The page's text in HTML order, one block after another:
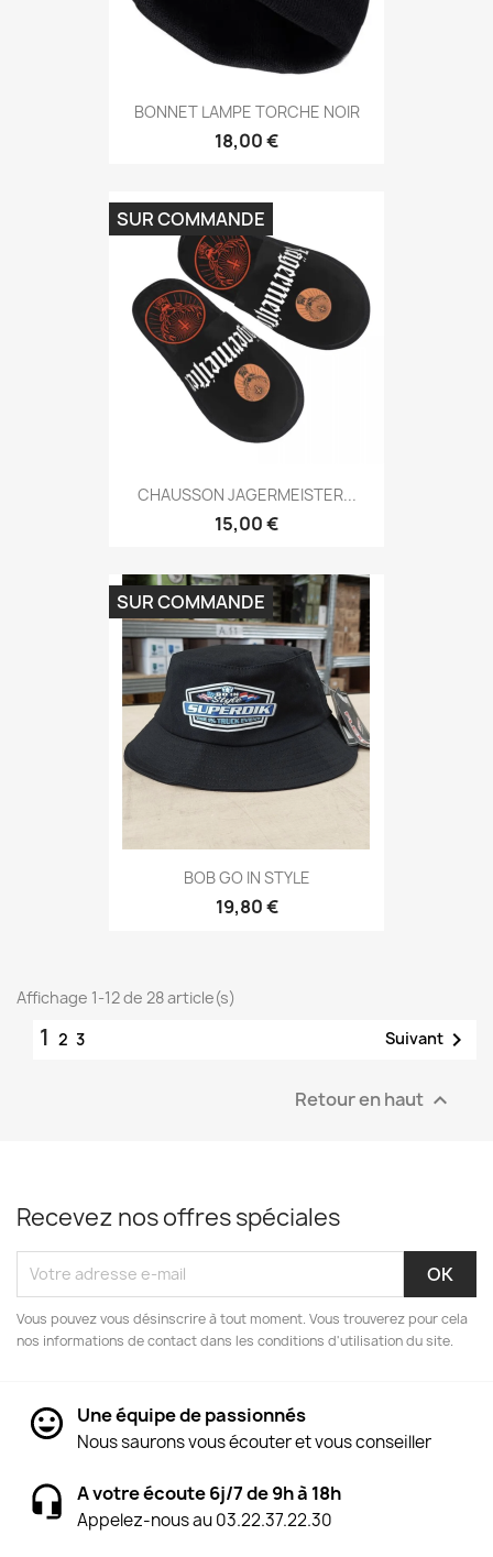
BONNET LAMPE TORCHE NOIR
18,00 €
CHAUSSON JAGERMEISTER...
15,00 €
SUR COMMANDE
BOB GO IN STYLE
19,80 €
SUR COMMANDE
Affichage 1-12 de 28 article(s)
1 2 3 Suivant 
Retour en haut 
Recevez nos offres spéciales
Vous pouvez vous désinscrire à tout moment. Vous trouverez pour cela
nos informations de contact dans les conditions d'utilisation du site.
Une équipe de passionnés
Nous saurons vous écouter et vous conseiller
A votre écoute 6j/7 de 9h à 18h
Appelez-nous au 03.22.37.22.30